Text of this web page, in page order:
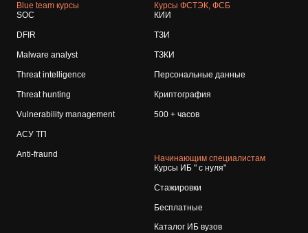
Blue team курсы
SOC
DFIR
Malware analyst
Threat intelligence
Threat hunting
Vulnerability management
АСУ ТП
Anti-fraund
Курсы ФСТЭК, ФСБ
КИИ
ТЗИ
ТЗКИ
Персональные данные
Криптография
500 + часов
Начинающим специалистам
Курсы ИБ " с нуля"
Стажировки
Бесплатные
Каталог ИБ вузов